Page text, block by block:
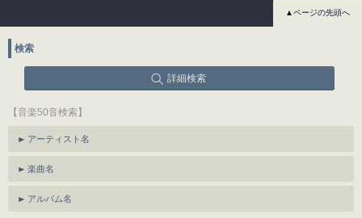
▲ページの先頭へ
検索
詳細検索
【音楽50音検索】
アーティスト名
楽曲名
アルバム名